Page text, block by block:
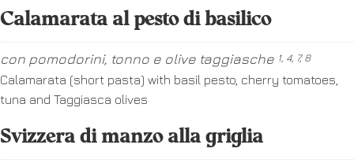
Calamarata al pesto di basilico
con pomodorini, tonno e olive taggiasche 1, 4, 7, 8
Calamarata (short pasta) with basil pesto, cherry tomatoes,
tuna and Taggiasca olives
Svizzera di manzo alla griglia